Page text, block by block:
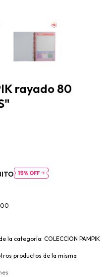
rayado 80
la categoría: COLECCION PAMPIK
productos de la misma